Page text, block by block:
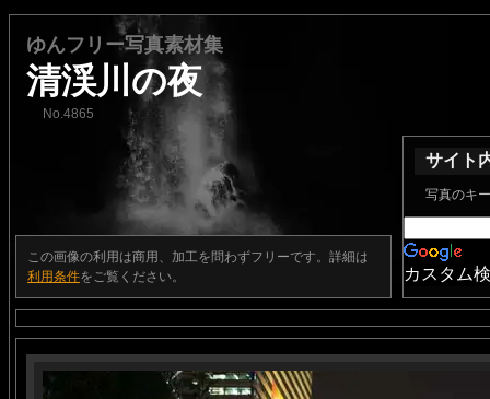
ゆんフリー写真素材集
清渓川の夜
No.4865
この画像の利用は商用、加工を問わずフリーです。詳細は
利用条件をご覧ください。
サイト
写真のキ
カスタム